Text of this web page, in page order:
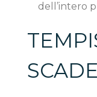
dell’intero